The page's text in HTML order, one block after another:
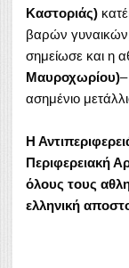
Καστοριάς)
βαρών
σημείωσε και η
Μαυροχωρίου)
ασημένιο
Η
Περιφερειακή
όλους τους
ελληνική